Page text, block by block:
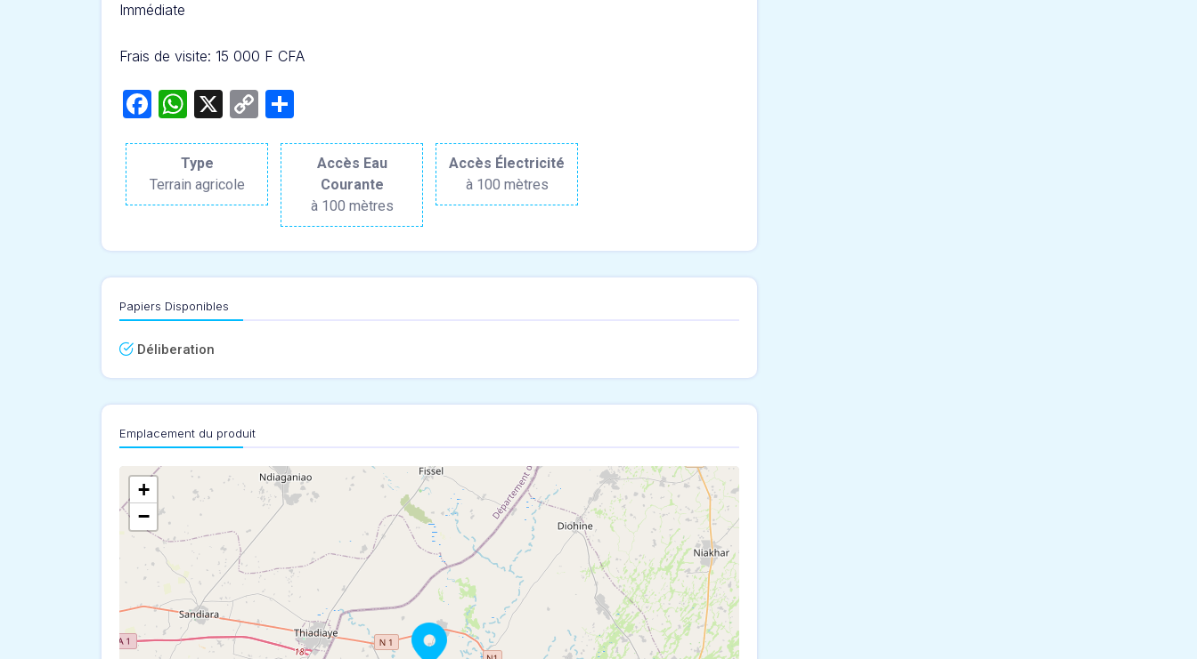
Immédiate
Frais de visite: 15 000 F CFA
Facebook
WhatsApp
X
Copy
Type
Terrain agricole
Accès Eau
Courante
à 100 mètres
Accès Électricité
à 100 mètres
Papiers Disponibles
Déliberation
Emplacement du produit
+
−